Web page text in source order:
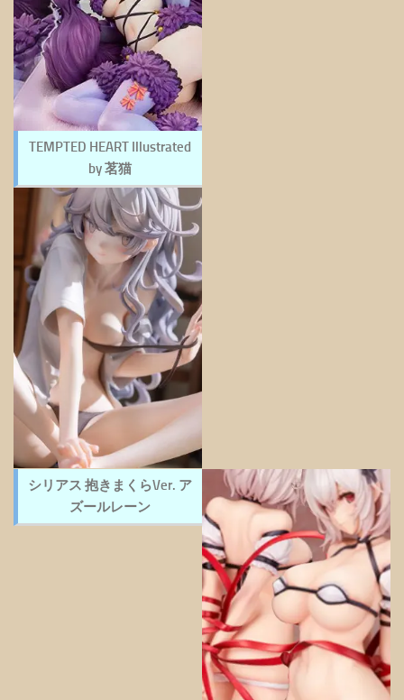
TEMPTED HEART Illustrated
by 茗猫
シリアス 抱きまくらVer. ア
ズールレーン